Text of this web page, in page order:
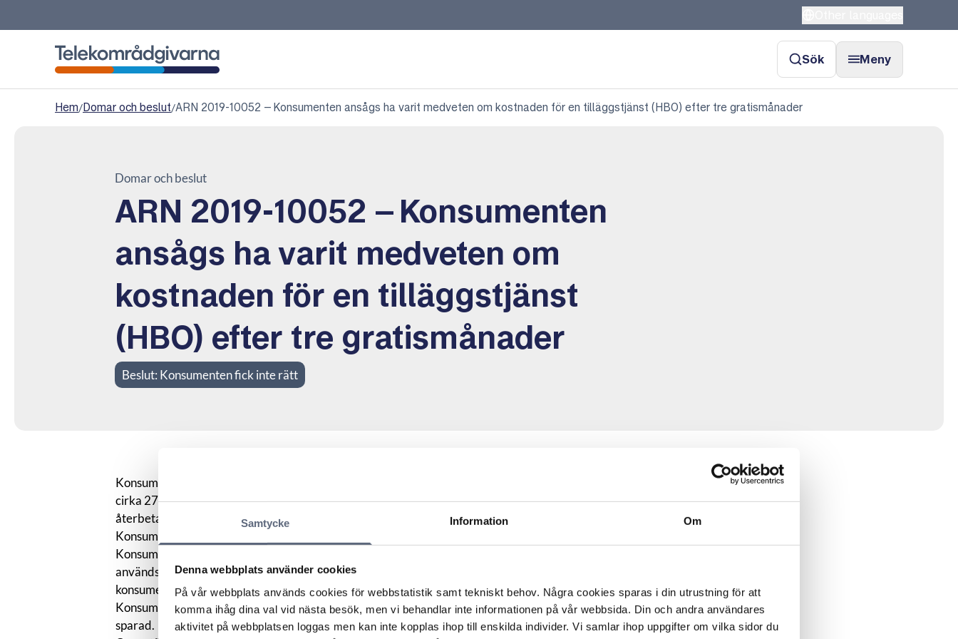
Samtycke Information Om
Denna webbplats använder cookies
På vår webbplats används cookies för webbstatistik samt tekniskt behov. Några cookies sparas i din utrustning för att
komma ihåg dina val vid nästa besök, men vi behandlar inte informationen på vår webbsida. Din och andra användares
aktivitet på webbplatsen loggas men kan inte kopplas ihop till enskilda individer. Vi samlar ihop uppgifter om vilka sidor du
Sök Meny
Hem/Domar och beslut/ARN 2019-10052 – Konsumenten ansågs ha varit medveten om kostnaden för en tilläggstjänst (HBO) efter tre gratismånader
Domar och beslut
ARN 2019-10052 – Konsumenten
ansågs ha varit medveten om
kostnaden för en tilläggstjänst
(HBO) efter tre gratismånader
Beslut: Konsumenten fick inte rätt
Konsumenten menade att operatören debiterat 99 kronor per månad för tilläggstjänsten ”HBO” i
cirka 27 månader utan att konsumenten hade beställt tjänsten. Konsumenten begärde därför
återbetalning med 2673 kronor.
Konsumenten menade att denne blev erbjuden tre fria provmånader för tjänsten över telefon.
Konsumenten fick dock inte någon bekräftelse på avtalet eller instruktion om hur tjänsten
används. Tjänsten har visat sig ligga dold i undermenyer bland andra appar och eftersom
konsumenten inte visste att den fanns tillgänglig hade denne inte heller använt tjänsten.
Konsumenten menade att operatören hävdat att avtalet hade ingåtts över en chat som inte fanns
sparad.